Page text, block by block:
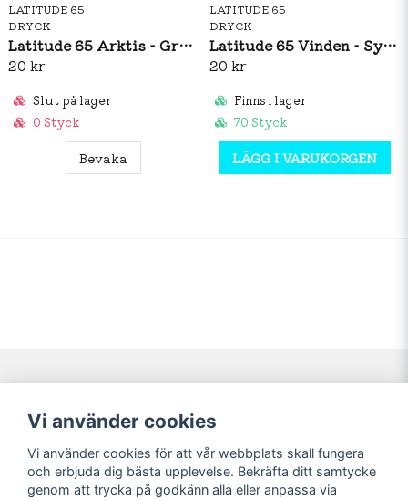
LATITUDE 65
DRYCK
Latitude 65 Arktis - Granatäpple 330ml
20 kr
Slut på lager
0 Styck
Bevaka
LATITUDE 65
DRYCK
Latitude 65 Vinden - Syrliga Äpplen 330ml
20 kr
Finns i lager
70 Styck
LÄGG I VARUKORGEN
Navigering
Nyheter!
Förbeställning
Mitt konto
Logga in
Registrera dig
Glömt lösenord?
Vi använder cookies
Vi använder cookies för att vår webbplats skall fungera
och erbjuda dig bästa upplevelse. Bekräfta ditt samtycke
genom att trycka på godkänn alla eller anpassa via